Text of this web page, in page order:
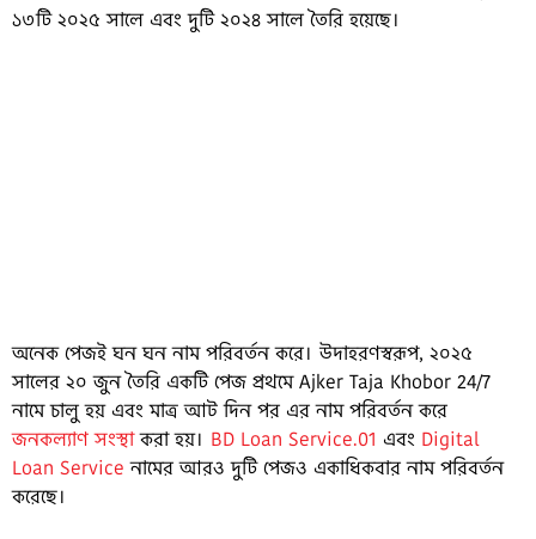
১৩টি ২০২৫ সালে এবং দুটি ২০২৪ সালে তৈরি হয়েছে।
অনেক পেজই ঘন ঘন নাম পরিবর্তন করে। উদাহরণস্বরূপ, ২০২৫
সালের ২০ জুন তৈরি একটি পেজ প্রথমে Ajker Taja Khobor 24/7
নামে চালু হয় এবং মাত্র আট দিন পর এর নাম পরিবর্তন করে
জনকল্যাণ সংস্থাকরা হয়। BD Loan Service.01 এবং Digital
Loan Service নামের আরও দুটি পেজও একাধিকবার নাম পরিবর্তন
করেছে।